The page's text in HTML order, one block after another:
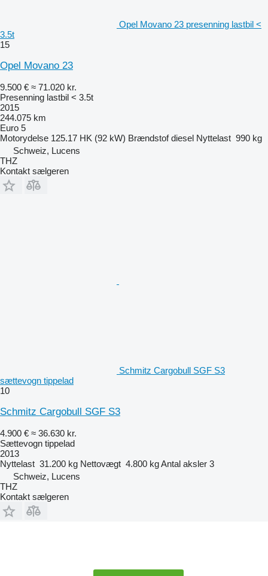
Opel Movano 23 presenning lastbil <
3.5t
15
Opel Movano 23
9.500 € ≈ 71.020 kr.
Presenning lastbil < 3.5t
2015
244.075 km
Euro 5
Motorydelse 125.17 HK (92 kW) Brændstof diesel Nyttelast 990 kg
Schweiz, Lucens
THZ
Kontakt sælgeren
Schmitz Cargobull SGF S3
sættevogn tippelad
10
Schmitz Cargobull SGF S3
4.900 € ≈ 36.630 kr.
Sættevogn tippelad
2013
Nyttelast 31.200 kg Nettovægt 4.800 kgAntal aksler 3
Schweiz, Lucens
THZ
Kontakt sælgeren